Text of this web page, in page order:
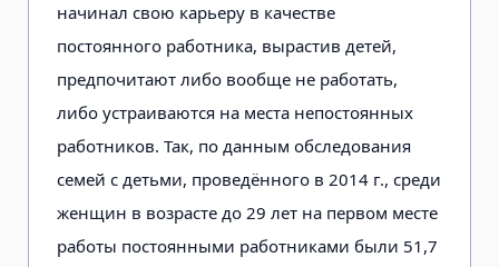
начинал свою карьеру в качестве
постоянного работника, вырастив детей,
предпочитают либо вообще не работать,
либо устраиваются на места непостоянных
работников. Так, по данным обследования
семей с детьми, проведённого в 2014 г., среди
женщин в возрасте до 29 лет на первом месте
работы постоянными работниками были 51,7